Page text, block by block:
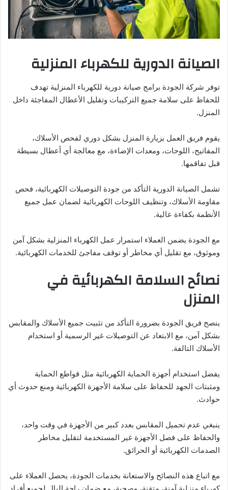
الصيانة الدورية للكهرباء المنزلية
توفر شركة الجودة برامج صيانة دورية للكهرباء المنزلية تهدف
للحفاظ على سلامة جميع التركيبات وتقليل الأعطال المفاجئة داخل
المنزل.
يقوم فريق العمل بزيارة المنزل بشكل دوري لفحص الأسلاك،
المفاتيح، اللوحات، ومعدات الإضاءة، مع معالجة أي أعطال بسيطة
قبل تفاقمها.
تشمل الصيانة الدورية التأكد من جودة التوصيلات الكهربائية، فحص
مقاومة الأسلاك، وتنظيف اللوحات الكهربائية لضمان عمل جميع
الأنظمة بكفاءة عالية.
مع الجودة يضمن العملاء استمرار عمل الكهرباء المنزلية بشكل آمن
وموثوق، مع تقليل أي مخاطر أو توقف مفاجئ للخدمات الكهربائية.
نصائح السلامة الكهربائية في
المنزل
ينصح فريق الجودة بضرورة التأكد من تثبيت جميع الأسلاك والمقابس
بشكل آمن، مع الابتعاد عن التوصيلات غير الرسمية أو استخدام
الأسلاك التالفة.
يفضل استخدام أجهزة الحماية الكهربائية مثل قواطع الحماية
ومثبتات الجهد للحفاظ على سلامة الأجهزة الكهربائية ومنع حدوث أي
حوادث.
ينبغي عدم تحميل المقابس بعدد كبير من الأجهزة في وقت واحد،
والحفاظ على فصل الأجهزة غير المستخدمة لتقليل مخاطر
الصدمات الكهربائية أو الحرائق.
مع اتباع هذه النصائح والاستعانة بخدمات الجودة، يحصل العملاء على